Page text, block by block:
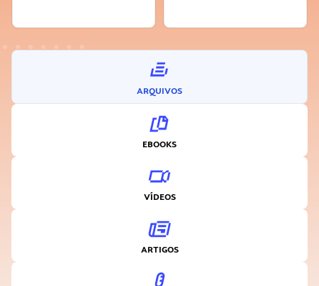
ARQUIVOS
EBOOKS
VÍDEOS
ARTIGOS